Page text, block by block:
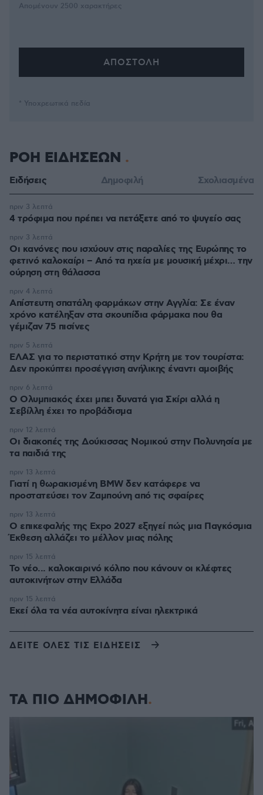
Απομένουν 2500 χαρακτήρες
* Υποχρεωτικά πεδία
ΡΟΗ ΕΙΔΗΣΕΩΝ
Ειδήσεις Δημοφιλή Σχολιασμένα
4 τρόφιμα που πρέπει να πετάξετε από το ψυγείο σας
πριν 3 λεπτά
Οι κανόνες που ισχύουν στις παραλίες της Ευρώπης το
φετινό καλοκαίρι – Από τα ηχεία με μουσική μέχρι… την
ούρηση στη θάλασσα
πριν 3 λεπτά
Απίστευτη σπατάλη φαρμάκων στην Αγγλία: Σε έναν
χρόνο κατέληξαν στα σκουπίδια φάρμακα που θα
γέμιζαν 75 πισίνες
πριν 4 λεπτά
ΕΛΑΣ για το περιστατικό στην Κρήτη με τον τουρίστα:
Δεν προκύπτει προσέγγιση ανήλικης έναντι αμοιβής
πριν 5 λεπτά
Ο Ολυμπιακός έχει μπει δυνατά για Σκίρι αλλά η
Σεβίλλη έχει το προβάδισμα
πριν 6 λεπτά
Οι διακοπές της Δούκισσας Νομικού στην Πολυνησία με
τα παιδιά της
πριν 12 λεπτά
Γιατί η θωρακισμένη BMW δεν κατάφερε να
προστατεύσει τον Ζαμπούνη από τις σφαίρες
πριν 13 λεπτά
Ο επικεφαλής της Expo 2027 εξηγεί πώς μια Παγκόσμια
Έκθεση αλλάζει το μέλλον μιας πόλης
πριν 13 λεπτά
Το νέο... καλοκαιρινό κόλπο που κάνουν οι κλέφτες
αυτοκινήτων στην Ελλάδα
πριν 15 λεπτά
Εκεί όλα τα νέα αυτοκίνητα είναι ηλεκτρικά
πριν 15 λεπτά
ΔΕΙΤΕ ΟΛΕΣ ΤΙΣ ΕΙΔΗΣΕΙΣ
ΤΑ ΠΙΟ ΔΗΜΟΦΙΛΗ